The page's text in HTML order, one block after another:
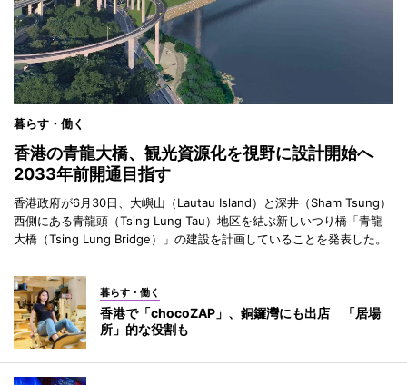
暮らす・働く
香港の青龍大橋、観光資源化を視野に設計開始へ
2033年前開通目指す
香港政府が6月30日、大嶼山（Lautau Island）と深井（Sham Tsung）
西側にある青龍頭（Tsing Lung Tau）地区を結ぶ新しいつり橋「青龍
大橋（Tsing Lung Bridge）」の建設を計画していることを発表した。
暮らす・働く
香港で「chocoZAP」、銅鑼灣にも出店 「居場
所」的な役割も